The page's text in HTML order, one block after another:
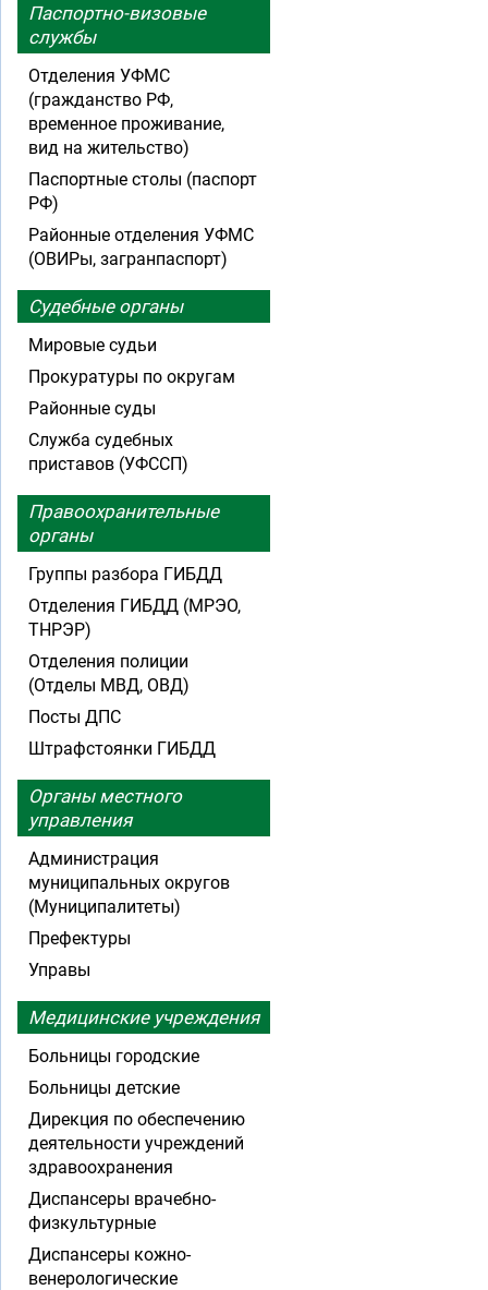
Паспортно-визовые
службы
Отделения УФМС
(гражданство РФ,
временное проживание,
вид на жительство)
Паспортные столы (паспорт
РФ)
Районные отделения УФМС
(ОВИРы, загранпаспорт)
Судебные органы
Мировые судьи
Прокуратуры по округам
Районные суды
Служба судебных
приставов (УФССП)
Правоохранительные
органы
Группы разбора ГИБДД
Отделения ГИБДД (МРЭО,
ТНРЭР)
Отделения полиции
(Отделы МВД, ОВД)
Посты ДПС
Штрафстоянки ГИБДД
Органы местного
управления
Администрация
муниципальных округов
(Муниципалитеты)
Префектуры
Управы
Медицинские учреждения
Больницы городские
Больницы детские
Дирекция по обеспечению
деятельности учреждений
здравоохранения
Диспансеры врачебно-
физкультурные
Диспансеры кожно-
венерологические